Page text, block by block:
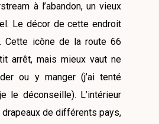
à l’abandon, un vieux
Le décor de cette endroit
Cette icône de la route 66
arrêt, mais mieux vaut ne
ou y manger (j’ai tenté
le déconseille). L’intérieur
de différents pays,